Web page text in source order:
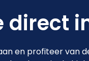
direct
en profiteer van